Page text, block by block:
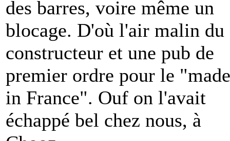
des barres, voire même un
blocage. D'où l'air malin du
constructeur et une pub de
premier ordre pour le "made
in France". Ouf on l'avait
échappé bel chez nous, à